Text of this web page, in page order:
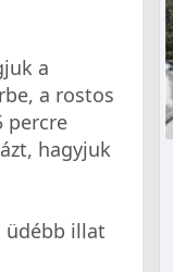
a
a rostos
percre
hagyjuk
üdébb illat